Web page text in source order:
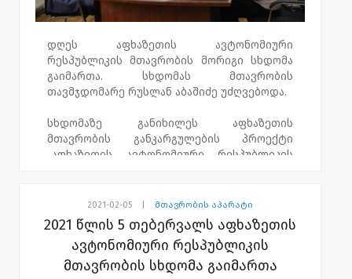
დღეს აფხაზეთის ავტონომიური
რესპუბლიკის მთავრობის მორიგი სხდომა
გაიმართა. სხდომას მთავრობის
თავმჯდომარე რუსლან აბაშიძე უძღვებოდა.
სხდომაზე განიხილეს აფხაზეთის
მთავრობის განკარგულების პროექტი
„აფხაზეთის ავტონომიური რესპუბლიკის
მთავრობის წევრებმა განიხილეს აფხაზეთის
ავტონომიური რესპუბლიკის განათლებისა
და კულტურის სამინისტროს, იუსტიციისა და
სამოქალაქო ინტეგრაციის საკითხებში
2021-02-05 მთავრობის აპარატი
2021 წლის 5 თებერვალს აფხაზეთის
ავტონომიური რესპუბლიკის
მთავრობის სხდომა გაიმართა